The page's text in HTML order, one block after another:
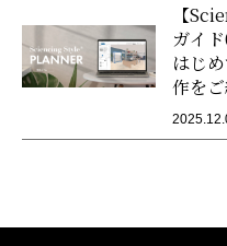
【
ガイド
はじ
作を